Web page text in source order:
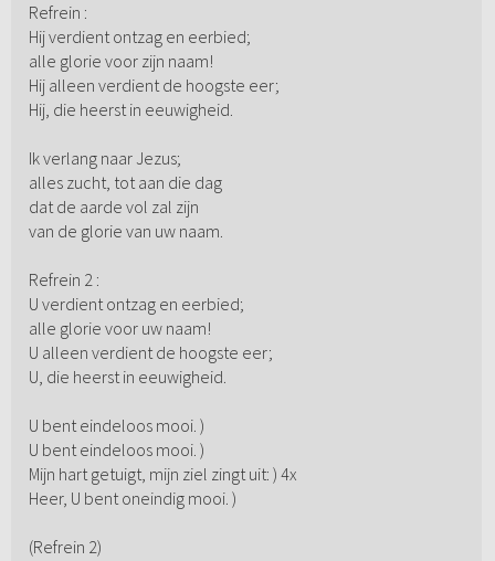
Refrein :
Hij verdient ontzag en eerbied;
alle glorie voor zijn naam!
Hij alleen verdient de hoogste eer;
Hij, die heerst in eeuwigheid.
Ik verlang naar Jezus;
alles zucht, tot aan die dag
dat de aarde vol zal zijn
van de glorie van uw naam.
Refrein 2 :
U verdient ontzag en eerbied;
alle glorie voor uw naam!
U alleen verdient de hoogste eer;
U, die heerst in eeuwigheid.
U bent eindeloos mooi. )
U bent eindeloos mooi. )
Mijn hart getuigt, mijn ziel zingt uit: ) 4x
Heer, U bent oneindig mooi. )
(Refrein 2)